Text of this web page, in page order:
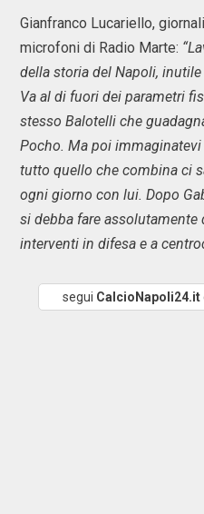
Gianfranco Lucariello,
microfoni di Radio Marte:
della storia del Napoli,
Va al di fuori dei parametri
stesso Balotelli che
Pocho. Ma poi
tutto quello che combina ci
ogni giorno con lui. Dopo
si debba fare assolutamente
interventi in difesa e a
segui CalcioNapoli24.it